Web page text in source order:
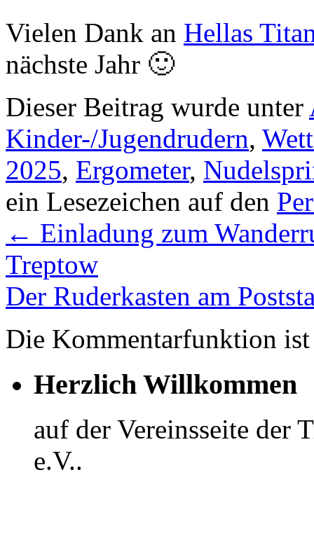
Vielen Dank an Hellas
nächste Jahr 🙂
Dieser Beitrag wurde unter
Kinder-/Jugendrudern,
2025, Ergometer,
ein Lesezeichen auf den
← Einladung zum
Treptow
Der Ruderkasten am
Die Kommentarfunktion ist
Herzlich Willkommen
auf der Vereinsseite der
e.V..